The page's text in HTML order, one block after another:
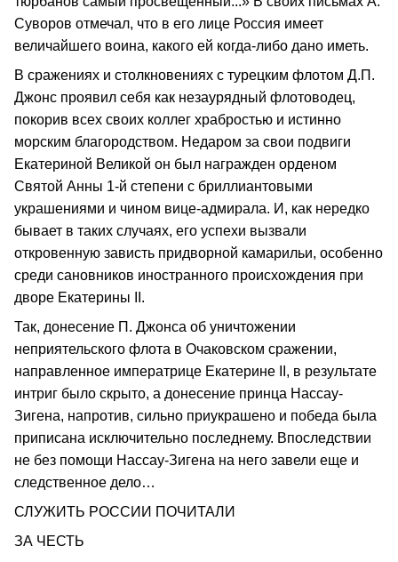
Суворов отмечал, что в его лице Россия имеет
величайшего воина, какого ей когда-либо дано иметь.
В сражениях и столкновениях с турецким флотом Д.П.
Джонс проявил себя как незаурядный флотоводец,
покорив всех своих коллег храбростью и истинно
морским благородством. Недаром за свои подвиги
Екатериной Великой он был награжден орденом
Святой Анны 1-й степени с бриллиантовыми
украшениями и чином вице-адмирала. И, как нередко
бывает в таких случаях, его успехи вызвали
откровенную зависть придворной камарильи, особенно
среди сановников иностранного происхождения при
дворе Екатерины II.
Так, донесение П. Джонса об уничтожении
неприятельского флота в Очаковском сражении,
направленное императрице Екатерине II, в результате
интриг было скрыто, а донесение принца Нассау-
Зигена, напротив, сильно приукрашено и победа была
приписана исключительно последнему. Впоследствии
не без помощи Нассау-Зигена на него завели еще и
следственное дело…
СЛУЖИТЬ РОССИИ ПОЧИТАЛИ
ЗА ЧЕСТЬ